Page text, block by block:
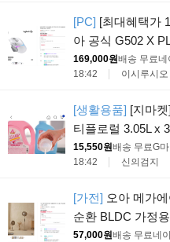
[PC] [최대혜택가
아 공식 G502 X
169,000원배송 무료네
18:42
이시루시오
[생활용품] [지마
티플로럴 3.05L x
15,550원배송 무료G
18:42
신의검지
[가전] 오아 메가
순환 BLDC 가정
57,000원배송 무료네